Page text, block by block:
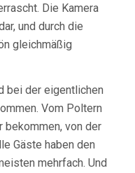
Die Kamera
und durch die
gleichmäßig
bei der eigentlichen
Vom Poltern
bekommen, von der
Gäste haben den
mehrfach. Und